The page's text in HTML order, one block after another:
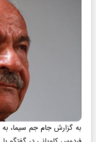
به گزارشجام جم سیما،